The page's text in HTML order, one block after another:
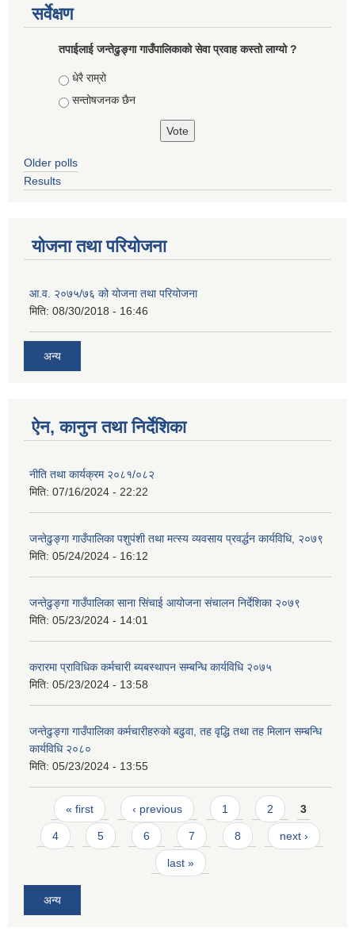
सर्वेक्षण
तपाईलाई जन्तेढुङ्गा गाउँपालिकाको सेवा प्रवाह कस्तो लाग्यो ?
Choices
धेरै राम्रो
सन्तोषजनक छैन
Older polls
Results
योजना तथा परियोजना
आ.व. २०७५/७६ को योजना तथा परियोजना
मिति: 08/30/2018 - 16:46
अन्य
ऐन, कानुन तथा निर्देशिका
नीति तथा कार्यक्रम २०८१/०८२
मिति: 07/16/2024 - 22:22
जन्तेढुङ्गा गाउँपालिका पशुपंशी तथा मत्स्य व्यवसाय प्रवर्द्धन कार्यविधि, २०७९
मिति: 05/24/2024 - 16:12
जन्तेढुङ्गा गाउँपालिका साना सिंचाई आयोजना संचालन निर्देशिका २०७९
मिति: 05/23/2024 - 14:01
करारमा प्राविधिक कर्मचारी ब्यबस्थापन सम्बन्धि कार्यविधि २०७५
मिति: 05/23/2024 - 13:58
जन्तेढुङ्गा गाउँपालिका कर्मचारीहरुको बढुवा, तह वृद्धि तथा तह मिलान सम्बन्धि
कार्यविधि २०८०
मिति: 05/23/2024 - 13:55
Pages
« first ‹ previous 1 2 3
4 5 6 7 8 next ›
last »
अन्य